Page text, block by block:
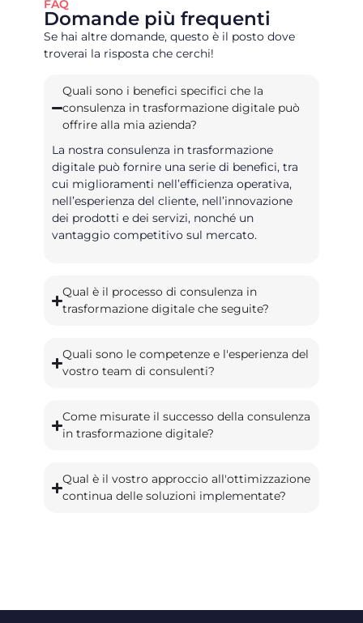
FAQ
Domande più frequenti
Se hai altre domande, questo è il posto dove
troverai la risposta che cerchi!
Quali sono i benefici specifici che la
consulenza in trasformazione digitale può
offrire alla mia azienda?
La nostra consulenza in trasformazione
digitale può fornire una serie di benefici, tra
cui miglioramenti nell’efficienza operativa,
nell’esperienza del cliente, nell’innovazione
dei prodotti e dei servizi, nonché un
vantaggio competitivo sul mercato.
Qual è il processo di consulenza in
trasformazione digitale che seguite?
Quali sono le competenze e l'esperienza del
vostro team di consulenti?
Come misurate il successo della consulenza
in trasformazione digitale?
Qual è il vostro approccio all'ottimizzazione
continua delle soluzioni implementate?